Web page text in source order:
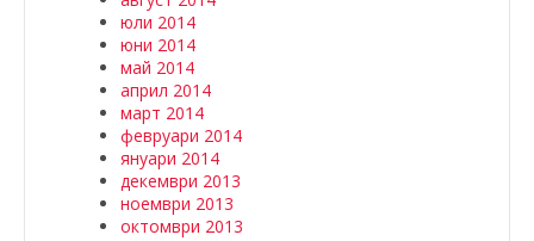
юли 2014
юни 2014
май 2014
април 2014
март 2014
февруари 2014
януари 2014
декември 2013
ноември 2013
октомври 2013